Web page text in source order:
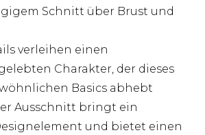
Schnitt über Brust und
verleihen einen
Charakter, der dieses
Basics abhebt
Ausschnitt bringt ein
und bietet einen